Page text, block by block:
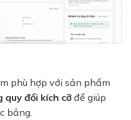
phù hợp với sản phẩm
quy đổi kích cỡ để giúp
bảng.